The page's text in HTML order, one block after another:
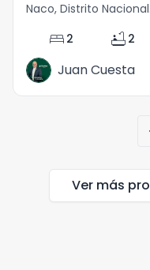
Naco, Distrito
bed 2 bathtub 2
Juan Cuesta
Ver más